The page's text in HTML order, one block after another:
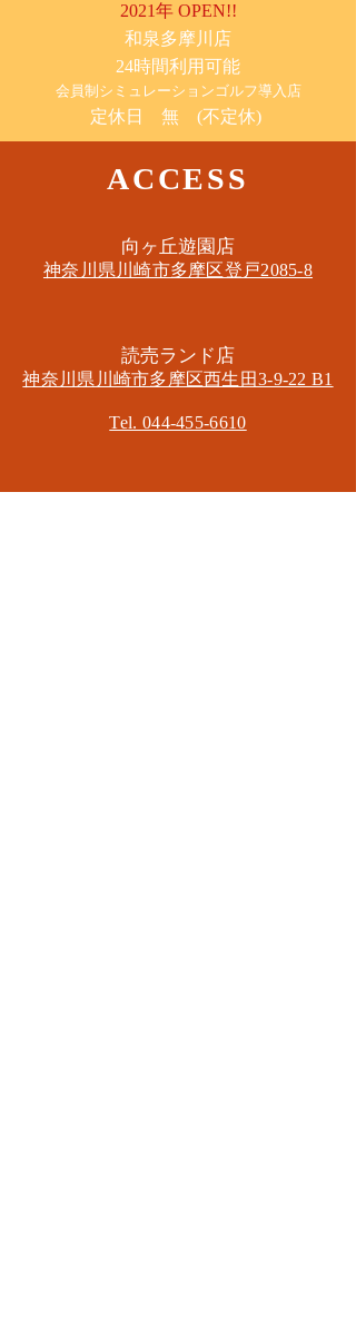
2021年 OPEN!!
​和泉多摩川店
24時間利用可能
​会員制シミュレーションゴルフ導入店
定休日 無 (不定休)
ACCESS
​向ヶ丘遊園店
神奈川県川崎市多摩区​登戸2085-8
​読売ランド店
神奈川県川崎市多摩区​西生田3-9-22 B1
Tel. 044-455-6610